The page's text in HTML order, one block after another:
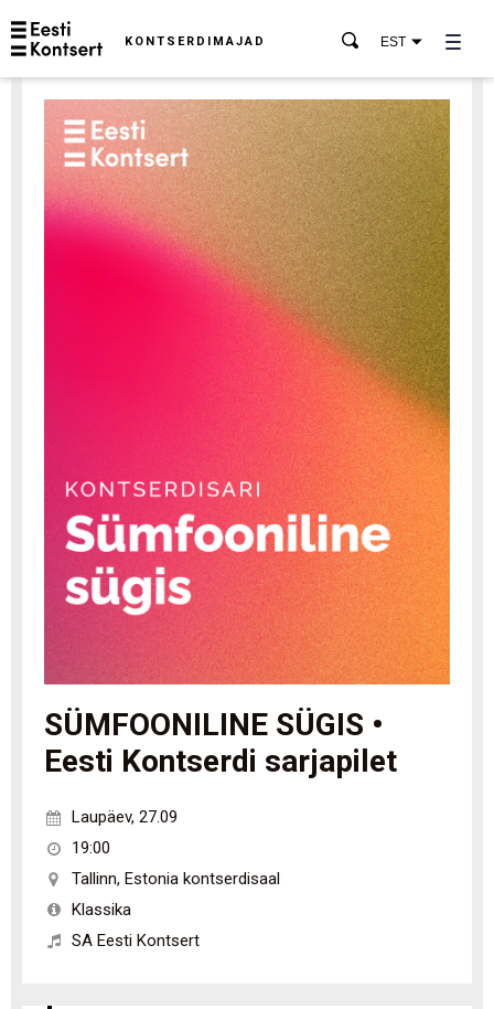
KONTSERDIMAJAD EST
SÜMFOONILINE SÜGIS •
Eesti Kontserdi sarjapilet
Laupäev, 27.09
19:00
Tallinn, Estonia kontserdisaal
Klassika
SA Eesti Kontsert